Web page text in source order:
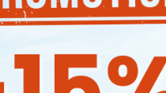
d'un renseignement
à contacter notre service